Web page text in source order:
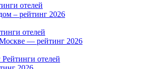
отелей
– рейтинг 2026
отелей
— рейтинг 2026
Рейтинги отелей